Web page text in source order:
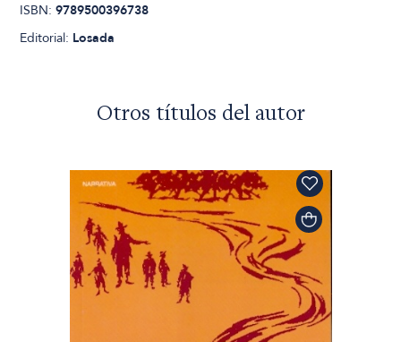
ISBN:9789500396738
Editorial: Losada
Otros títulos del autor